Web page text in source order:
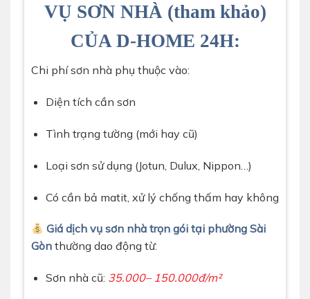
VỤ SƠN NHÀ (tham khảo)
CỦA D-HOME 24H:
Chi phí sơn nhà phụ thuộc vào:
Diện tích cần sơn
Tình trạng tường (mới hay cũ)
Loại sơn sử dụng (Jotun, Dulux, Nippon…)
Có cần bả matit, xử lý chống thấm hay không
Giá dịch vụ sơn nhà trọn gói tại phường Sài
Gòn thường dao động từ:
Sơn nhà cũ: 35.000– 150.000đ/m²